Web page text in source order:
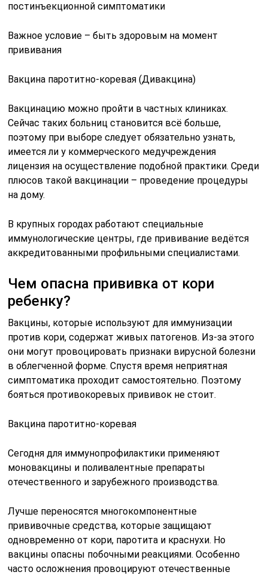
постинъекционной симптоматики
Важное условие – быть здоровым на момент
прививания
Вакцина паротитно-коревая (Дивакцина)
Вакцинацию можно пройти в частных клиниках.
Сейчас таких больниц становится всё больше,
поэтому при выборе следует обязательно узнать,
имеется ли у коммерческого медучреждения
лицензия на осуществление подобной практики. Среди
плюсов такой вакцинации – проведение процедуры
на дому.
В крупных городах работают специальные
иммунологические центры, где прививание ведётся
аккредитованными профильными специалистами.
Чем опасна прививка от кори
ребенку?
Вакцины, которые используют для иммунизации
против кори, содержат живых патогенов. Из-за этого
они могут провоцировать признаки вирусной болезни
в облегченной форме. Спустя время неприятная
симптоматика проходит самостоятельно. Поэтому
бояться противокоревых прививок не стоит.
Вакцина паротитно-коревая
Сегодня для иммунопрофилактики применяют
моновакцины и поливалентные препараты
отечественного и зарубежного производства.
Лучше переносятся многокомпонентные
прививочные средства, которые защищают
одновременно от кори, паротита и краснухи. Но
вакцины опасны побочными реакциями. Особенно
часто осложнения провоцируют отечественные